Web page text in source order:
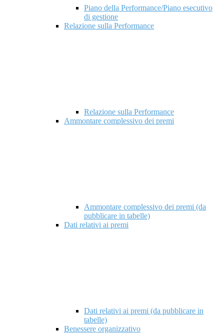
Piano della Performance/Piano esecutivo
di gestione
Relazione sulla Performance
Relazione sulla Performance
Ammontare complessivo dei premi
Ammontare complessivo dei premi (da
pubblicare in tabelle)
Dati relativi ai premi
Dati relativi ai premi (da pubblicare in
tabelle)
Benessere organizzativo